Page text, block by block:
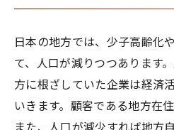
日本の地方では、少子高齢化
て、人口が減りつつあります
方に根ざしていた企業は経済
いきます。顧客である地方在